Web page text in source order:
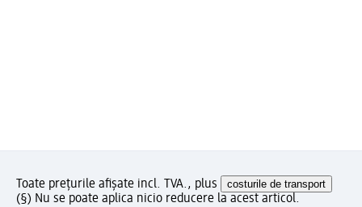
Toate prețurile afișate incl. TVA., plus costurile de transport
(§) Nu se poate aplica nicio reducere la acest articol.